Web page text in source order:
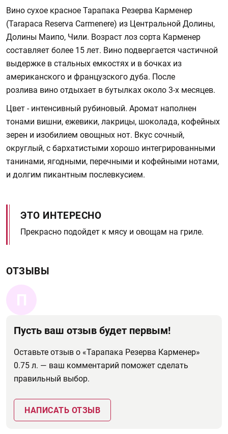
Вино сухое красное Тарапака Резерва Карменер
(Tarapaca Reserva Carmenere) из Центральной Долины,
Долины Маипо, Чили. Возраст лоз сорта Карменер
составляет более 15 лет. Вино подвергается частичной
выдержке в стальных емкостях и в бочках из
американского и французского дуба. После
розлива вино отдыхает в бутылках около 3-х месяцев.
Цвет - интенсивный рубиновый. Аромат наполнен
тонами вишни, ежевики, лакрицы, шоколада, кофейных
зерен и изобилием овощных нот. Вкус сочный,
округлый, с бархатистыми хорошо интегрированными
танинами, ягодными, перечными и кофейными нотами,
и долгим пикантным послевкусием.
ЭТО ИНТЕРЕСНО
Прекрасно подойдет к мясу и овощам на гриле.
ОТЗЫВЫ
П
Пусть ваш отзыв будет первым!
Оставьте отзыв о «Тарапака Резерва Карменер»
0.75 л. — ваш комментарий поможет сделать
правильный выбор.
НАПИСАТЬ ОТЗЫВ